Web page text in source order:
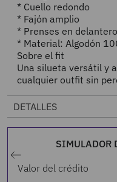
* Cuello redondo
* Fajón amplio
* Prenses en delantero
* Material: Algodón
Sobre el fit
Una silueta versátil y
cualquier outfit sin
DETALLES
SIMULADOR
Valor del crédito